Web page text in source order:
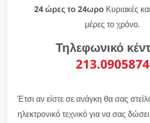
24 ώρες το 24ωροΚυριακές
μέρες το χρόνο.
Τηλεφωνικό
213.0905874
Έτσι αν είστε σε ανάγκη θα σας
ηλεκτρονικό τεχνικό για να σας